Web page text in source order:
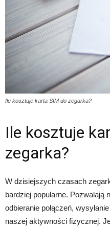
Ile kosztuje karta SIM do zegarka?
Ile kosztuje
zegarka?
W dzisiejszych czasach
bardziej popularne. Pozwalają
odbieranie połączeń,
naszej aktywności fizycznej.